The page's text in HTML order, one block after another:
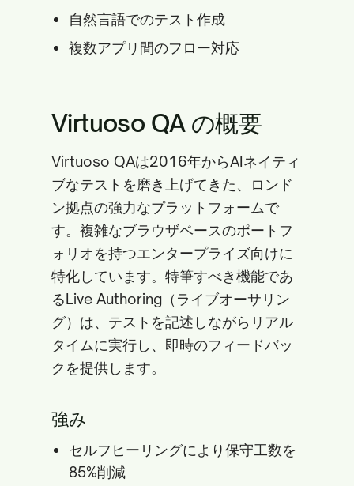
自然言語でのテスト作成
複数アプリ間のフロー対応
Virtuoso QA の概要
Virtuoso QAは2016年からAIネイティ
ブなテストを磨き上げてきた、ロンド
ン拠点の強力なプラットフォームで
す。複雑なブラウザベースのポートフ
ォリオを持つエンタープライズ向けに
特化しています。特筆すべき機能であ
るLive Authoring（ライブオーサリン
グ）は、テストを記述しながらリアル
タイムに実行し、即時のフィードバッ
クを提供します。
強み
セルフヒーリングにより保守工数を
85%削減